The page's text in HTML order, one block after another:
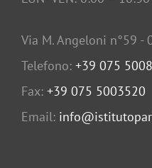
Via M. Angeloni n°59 -
Telefono: +39 075
Fax: +39 075 5003520
Email: